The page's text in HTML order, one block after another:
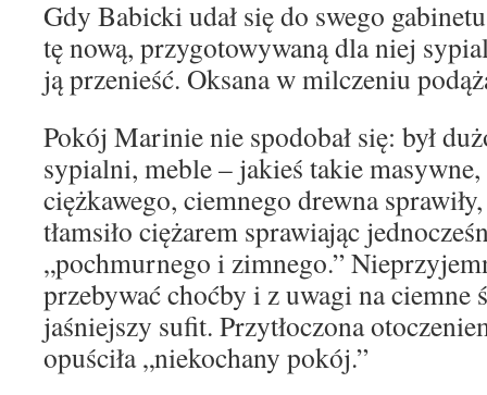
Gdy Babicki udał się do swego
tę nową, przygotowywaną dla niej
ją przenieść. Oksana w milczeniu
Pokój Marinie nie spodobał się: był
sypialni, meble – jakieś takie
ciężkawego, ciemnego drewna
tłamsiło ciężarem sprawiając
„pochmurnego i zimnego.”
przebywać choćby i z uwagi na ciemne
jaśniejszy sufit. Przytłoczona
opuściła „niekochany pokój.”